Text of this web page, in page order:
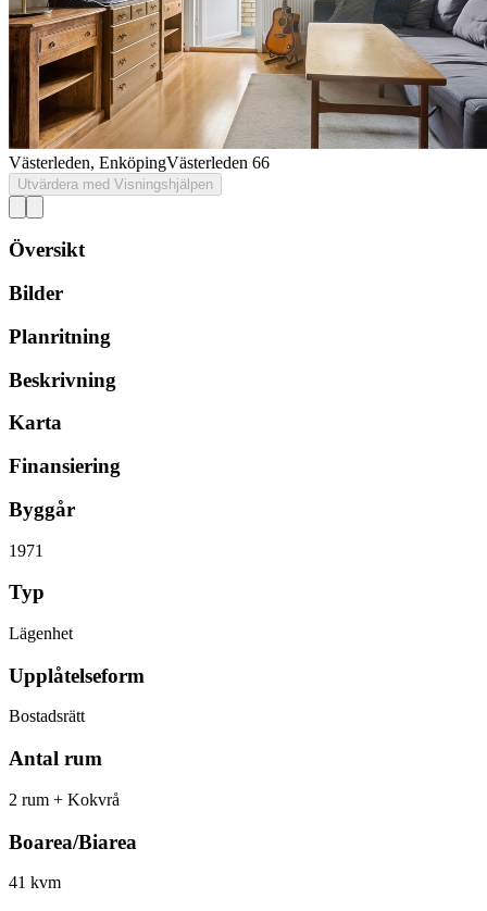
Västerleden, EnköpingVästerleden 66
Utvärdera med Visningshjälpen
Översikt
Bilder
Planritning
Beskrivning
Karta
Finansiering
Byggår
1971
Typ
Lägenhet
Upplåtelseform
Bostadsrätt
Antal rum
2 rum + Kokvrå
Boarea/Biarea
41 kvm